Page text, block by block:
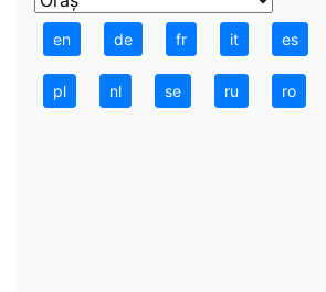
en de fr it es
pl nl se ru ro